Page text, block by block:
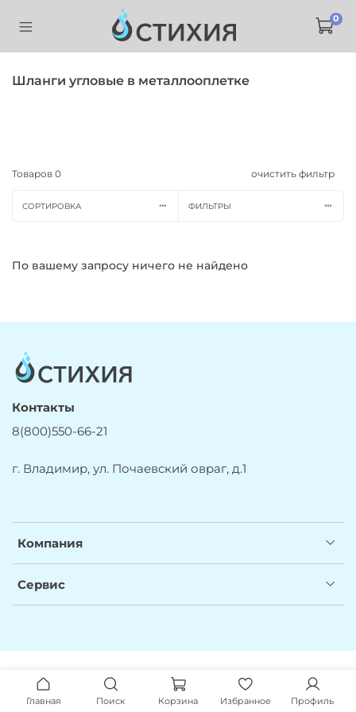
0
Шланги угловые в металлооплетке
Товаров 0 очистить фильтр
СОРТИРОВКА ФИЛЬТРЫ
По вашему запросу ничего не найдено
Компания
Сервис
Контакты
8(800)550-66-21
г. Владимир, ул. Почаевский овраг, д.1
Главная Поиск Корзина Избранное Профиль